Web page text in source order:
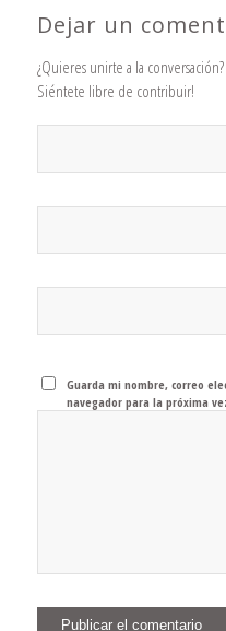
Dejar un
¿Quieres unirte a la conversación?
Siéntete libre de contribuir!
Guarda mi nombre, correo
navegador para la próxima